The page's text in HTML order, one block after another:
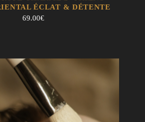
ÉCLAT & DÉTENTE
69.00€